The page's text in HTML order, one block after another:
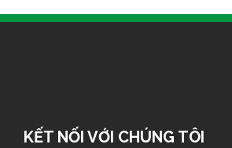
KẾT NỐI VỚI CHÚNG TÔI